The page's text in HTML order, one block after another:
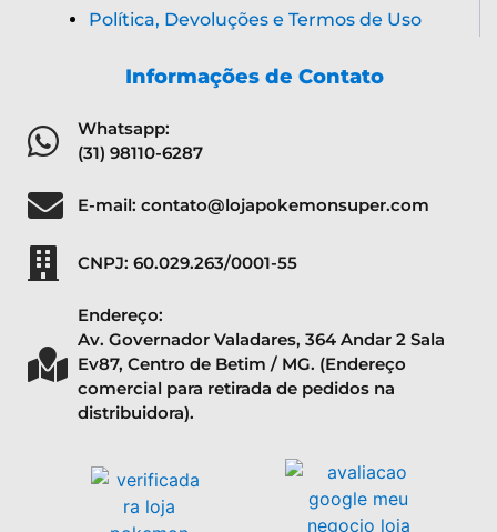
Política, Devoluções e Termos de Uso
Informações de Contato
Whatsapp:
(31) 98110-6287
E-mail: contato@lojapokemonsuper.com
CNPJ: 60.029.263/0001-55
Endereço:
Av. Governador Valadares, 364 Andar 2 Sala
Ev87, Centro de Betim / MG. (Endereço
comercial para retirada de pedidos na
distribuidora).